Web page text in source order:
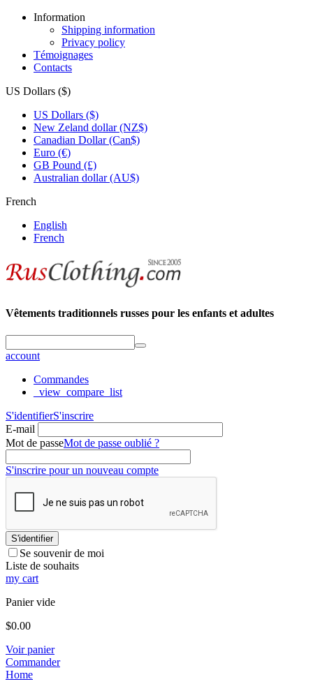
Information
Shipping information
Privacy policy
Témoignages
Contacts
US Dollars ($)
US Dollars ($)
New Zeland dollar (NZ$)
Canadian Dollar (Can$)
Euro (€)
GB Pound (£)
Australian dollar (AU$)
French
English
French
Vêtements traditionnels russes pour les enfants et adultes
account
Commandes
_view_compare_list
S'identifierS'inscrire
E-mail
Mot de passeMot de passe oublié ?
S'inscrire pour un nouveau compte
S'identifier
Se souvenir de moi
Liste de souhaits
my cart
Panier vide
$0.00
Voir panier
Commander
Home